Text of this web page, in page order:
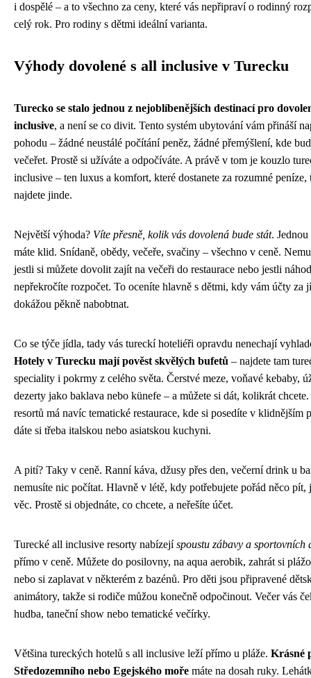
i dospělé – a to všechno za ceny, které vás nepřipraví o rodinný
celý rok. Pro rodiny s dětmi ideální varianta.
Výhody dovolené s all inclusive v Turecku
Turecko se stalo jednou z nejoblíbenějších destinací pro
inclusive, a není se co divit. Tento systém ubytování vám přináší
pohodu – žádné neustálé počítání peněz, žádné přemýšlení, kde
večeřet. Prostě si užíváte a odpočíváte. A právě v tom je kouzlo
inclusive – ten luxus a komfort, které dostanete za rozumné peníze,
najdete jinde.
Největší výhoda? Víte přesně, kolik vás dovolená bude stát. Jednou
máte klid. Snídaně, obědy, večeře, svačiny – všechno v ceně.
jestli si můžete dovolit zajít na večeři do restaurace nebo jestli
nepřekročíte rozpočet. To oceníte hlavně s dětmi, kdy vám účty za
dokážou pěkně nabobtnat.
Co se týče jídla, tady vás tureckí hoteliéři opravdu nenechají
Hotely v Turecku mají pověst skvělých bufetů – najdete tam
speciality i pokrmy z celého světa. Čerstvé meze, voňavé kebaby,
dezerty jako baklava nebo künefe – a můžete si dát, kolikrát
resortů má navíc tematické restaurace, kde si posedíte v klidnějším
dáte si třeba italskou nebo asiatskou kuchyni.
A pití? Taky v ceně. Ranní káva, džusy přes den, večerní drink u
nemusíte nic počítat. Hlavně v létě, kdy potřebujete pořád něco pít,
věc. Prostě si objednáte, co chcete, a neřešíte účet.
Turecké all inclusive resorty nabízejíspoustu zábavy a sportovních
přímo v ceně. Můžete do posilovny, na aqua aerobik, zahrát si
nebo si zaplavat v některém z bazénů. Pro děti jsou připravené
animátory, takže si rodiče můžou konečně odpočinout. Večer vás
hudba, taneční show nebo tematické večírky.
Většina tureckých hotelů s all inclusive leží přímo u pláže. Krásné
Středozemního nebo Egejského moře máte na dosah ruky.